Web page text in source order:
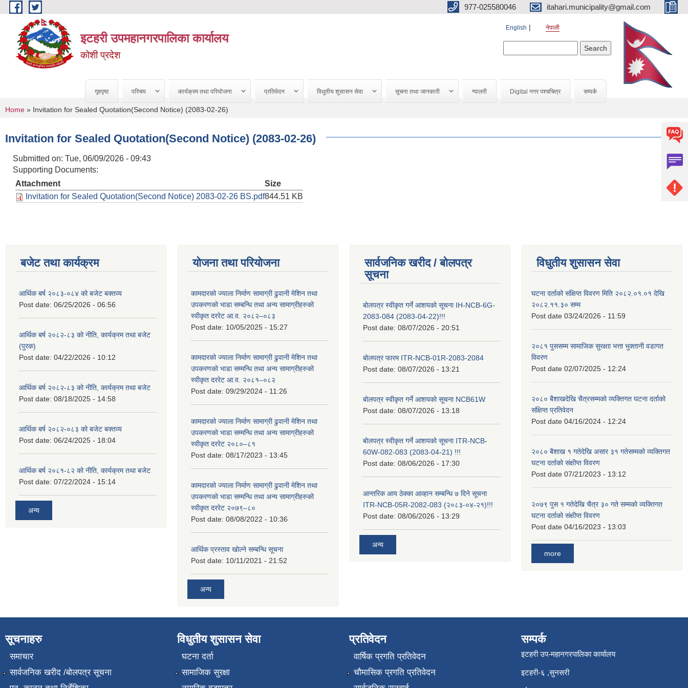
Skip to main content 977-025580046 itahari.municipality@gmail.com
इटहरी उपमहानगरपालिका कार्यालय
कोशी प्रदेश
English नेपाली
गृहपृष्ठ परिचय कार्यक्रम तथा परियोजना प्रतिवेदन विधुतीय शुसासन सेवा सूचना तथा जानकारी ग्यालरी Digital नगर पश्चचित्र सम्पर्क
You are here
Home » Invitation for Sealed Quotation(Second Notice) (2083-02-26)
Invitation for Sealed Quotation(Second Notice) (2083-02-26)
Submitted on: Tue, 06/09/2026 - 09:43
Supporting Documents:
Attachment
Size
Invitation for Sealed Quotation(Second Notice) 2083-02-26 BS.pdf844.51 KB
बजेट तथा कार्यक्रम
आर्थिक बर्ष २०८३-०८४ को बजेट बक्तव्य
Post date: 06/25/2026 - 06:56
आर्थिक बर्ष २०८२-८३ को नीति, कार्यक्रम तथा बजेट
(पुरक)
Post date: 04/22/2026 - 10:12
आर्थिक बर्ष २०८२-८३ को नीति, कार्यक्रम तथा बजेट
Post date: 08/18/2025 - 14:58
आर्थिक बर्ष २०८२-०८३ को बजेट बक्तव्य
Post date: 06/24/2025 - 18:04
आर्थिक बर्ष २०८१-८२ को नीति, कार्यक्रम तथा बजेट
Post date: 07/22/2024 - 15:14
अन्य
योजना तथा परियोजना
कामदारको ज्याला निर्माण सामाग्री ढुवानी मेशिन तथा
उपकरणको भाडा सम्बन्धि तथा अन्य सामाग्रीहरुको
स्वीकृत दररेट आ.व. २०८२–०८३
Post date: 10/05/2025 - 15:27
कामदारको ज्याला निर्माण सामाग्री ढुवानी मेशिन तथा
उपकरणको भाडा सम्मन्धि तथा अन्य सामाग्रीहरुको
स्वीकृत दररेट आ.व. २०८१–०८२
Post date: 09/29/2024 - 11:26
कामदारको ज्याला निर्माण सामाग्री ढुवानी मेशिन तथा
उपकरणको भाडा सम्मन्धि तथा अन्य सामाग्रीहरुको
स्वीकृत दररेट २०८०–८१
Post date: 08/17/2023 - 13:45
कामदारको ज्याला निर्माण सामाग्री ढुवानी मेशिन तथा
उपकरणको भाडा सम्मन्धि तथा अन्य सामाग्रीहरुको
स्वीकृत दररेट २०७९–८०
Post date: 08/08/2022 - 10:36
आर्थिक प्रस्ताव खोल्ने सम्बन्धि सूचना
Post date: 10/11/2021 - 21:52
अन्य
सार्वजनिक खरीद / बोलपत्र
सूचना
बोलपत्र स्वीकृत गर्ने आशयको सूचना IH-NCB-6G-
2083-084 (2083-04-22)!!!
Post date: 08/07/2026 - 20:51
बोलपत्र फारम ITR-NCB-01R-2083-2084
Post date: 08/07/2026 - 13:21
बोलपत्र स्वीकृत गर्ने आशयको सूचना NCB61W
Post date: 08/07/2026 - 13:18
बोलपत्र स्वीकृत गर्ने आशयको सूचना ITR-NCB-
60W-082-083 (2083-04-21) !!!
Post date: 08/06/2026 - 17:30
आन्तरिक आय ठेक्का आव्हान सम्बन्धि ७ दिने सूचना
ITR-NCB-05R-2082-083 (२०८३-०४-२१)!!!
Post date: 08/06/2026 - 13:29
अन्य
विधुतीय शुसासन सेवा
घटना दर्ताको संक्षिप्त विवरण मिति २०८२.०१.०१ देखि
२०८२.११.३० सम्म
Post date 03/24/2026 - 11:59
२०८१ पुससम्म सामाजिक सुरक्षाा भत्ता भुक्तानी वडागत
विवरण
Post date 02/07/2025 - 12:24
२०८० बैशाखदेखि चैत्रसम्मको व्यक्तिगत घटना दर्ताको
संक्षिप्त प्रतिवेदन
Post date 04/16/2024 - 12:24
२०८० बैशाख १ गतेदेखि असार ३१ गतेसम्मको व्यक्तिगत
घटना दर्ताको संक्षीप्त विवरण
Post date 07/21/2023 - 13:12
२०७९ पुस १ गतेदेखि चैत्र ३० गते सम्मको व्यक्तिगत
घटना दर्ताको संक्षीप्त विवरण
Post date 04/16/2023 - 13:03
more
सूचनाहरु
समाचार
सार्वजनिक खरीद /बोलपत्र सूचना
विधुतीय शुसासन सेवा
घटना दर्ता
सामाजिक सुरक्षा
प्रतिवेदन
वार्षिक प्रगति प्रतिवेदन
चौमासिक प्रगति प्रतिवेदन
सम्पर्क
इटहरी उप-महानगरपालिका कार्यालय
इटहरी-६ ,सुनसरी